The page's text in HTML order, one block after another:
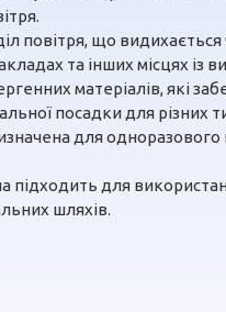
повітря, що
та інших місцях із
матеріалів, які
посадки для різних
для
для
шляхів.